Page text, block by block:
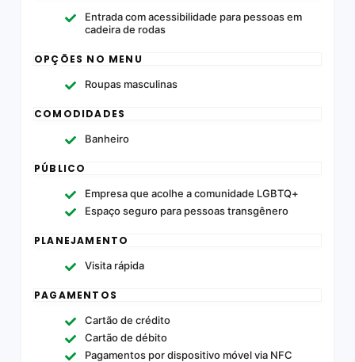
Entrada com acessibilidade para pessoas em
cadeira de rodas
OPÇÕES NO MENU
Roupas masculinas
COMODIDADES
Banheiro
PÚBLICO
Empresa que acolhe a comunidade LGBTQ+
Espaço seguro para pessoas transgênero
PLANEJAMENTO
Visita rápida
PAGAMENTOS
Cartão de crédito
Cartão de débito
Pagamentos por dispositivo móvel via NFC